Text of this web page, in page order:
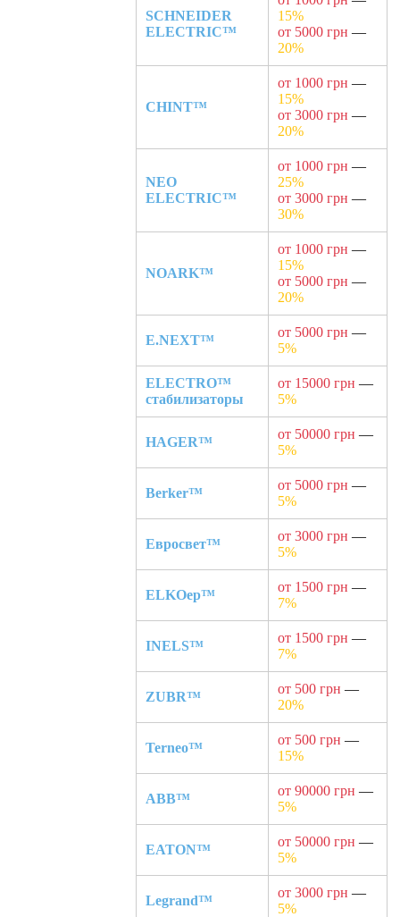
SCHNEIDER
ELECTRIC™
15%
от 5000 грн —
20%
CHINT™
от 1000 грн —
15%
от 3000 грн —
20%
NEO
ELECTRIC™
от 1000 грн —
25%
от 3000 грн —
30%
NOARK™
от 1000 грн —
15%
от 5000 грн —
20%
E.NEXT™
от 5000 грн —
5%
ELECTRO™
стабилизаторы
от 15000 грн —
5%
HAGER™
от 50000 грн —
5%
Berker™
от 5000 грн —
5%
Евросвет™
от 3000 грн —
5%
ELKOep™
от 1500 грн —
7%
INELS™
от 1500 грн —
7%
ZUBR™
от 500 грн —
20%
Terneo™
от 500 грн —
15%
ABB™
от 90000 грн —
5%
EATON™
от 50000 грн —
5%
Legrand™
от 3000 грн —
5%